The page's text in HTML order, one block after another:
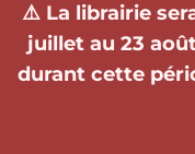
⚠️ La librairie
juillet au 23
durant cette